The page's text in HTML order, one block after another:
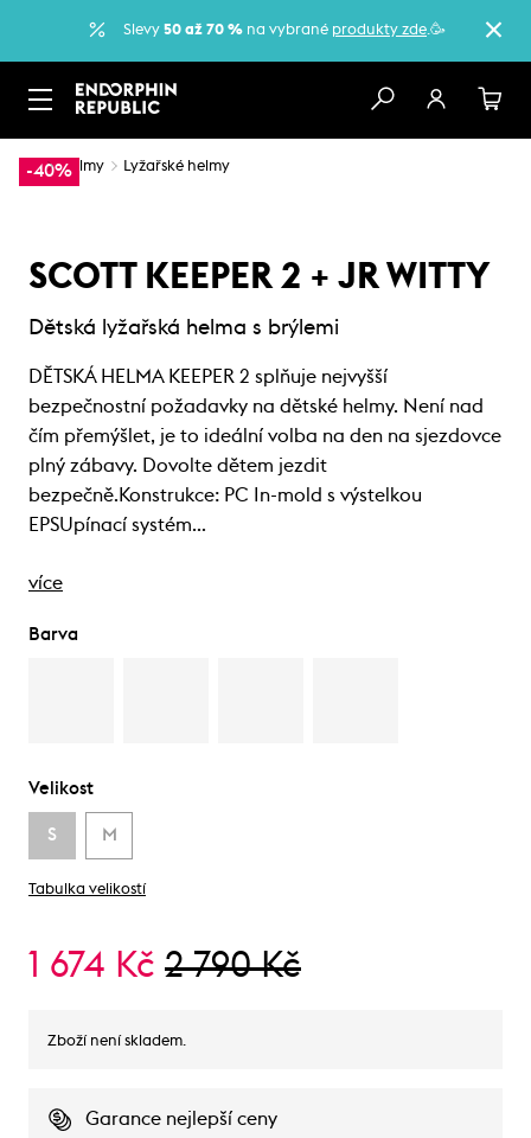
Slevy 50 až 70 % na vybrané produkty zde.🥳
-40%
… Helmy Lyžařské helmy
SCOTT KEEPER 2 + JR WITTY
Dětská lyžařská helma s brýlemi
DĚTSKÁ HELMA KEEPER 2 splňuje nejvyšší
bezpečnostní požadavky na dětské helmy. Není nad
čím přemýšlet, je to ideální volba na den na sjezdovce
plný zábavy. Dovolte dětem jezdit
bezpečně.Konstrukce: PC In-mold s výstelkou
EPSUpínací systém…
více
Barva
Velikost
S M
Tabulka velikostí
1 674 Kč 2 790 Kč
Zboží není skladem.
Garance nejlepší ceny